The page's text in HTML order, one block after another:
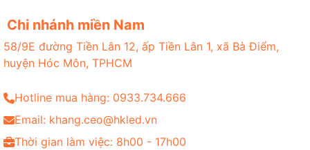
Chi nhánh miền Nam
58/9E đường Tiền Lân 12, ấp Tiền Lân 1, xã Bà Điểm,
huyện Hóc Môn, TPHCM
Hotline mua hàng: 0933.734.666
Email: khang.ceo@hkled.vn
Thời gian làm việc: 8h00 - 17h00